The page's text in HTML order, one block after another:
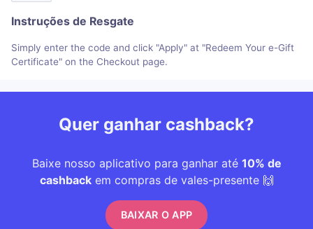
Instruções de Resgate
Simply enter the code and click "Apply" at "Redeem Your e-Gift
Certificate" on the Checkout page.
Quer ganhar cashback?
Baixe nosso aplicativo para ganhar até 10% de
cashbackem compras de vales-presente 🙌
BAIXAR O APP